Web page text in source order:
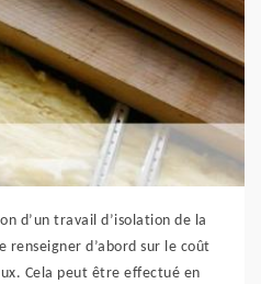
d’un travail d’isolation de la
d’abord sur le coût
Cela peut être effectué en